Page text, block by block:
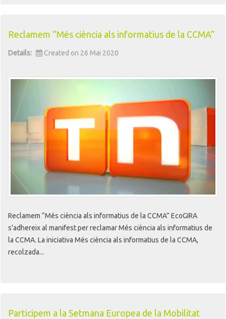
Reclamem “Més ciència als informatius de la CCMA”
Details: Created on 26 Mai 2020
Reclamem “Més ciència als informatius de la CCMA” EcoGIRA
s'adhereix al manifest per reclamar Més ciència als informatius de
la CCMA. La iniciativa Més ciència als informatius de la CCMA,
recolzada...
Participem a la Setmana Europea de la Mobilitat